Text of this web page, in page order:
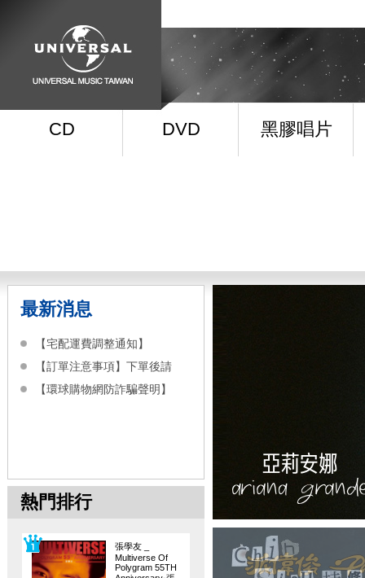
CD DVD 黑膠唱片
最新消息
【宅配運費調整通知】
【訂單注意事項】下單後請
【環球購物網防詐騙聲明】
熱門排行
張學友 _
Multiverse Of
Polygram 55TH